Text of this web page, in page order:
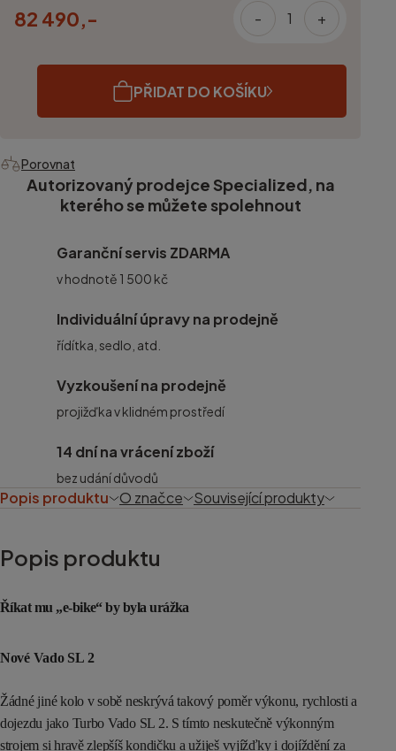
82 490,- - +
PŘIDAT DO KOŠÍKU
Porovnat
Autorizovaný prodejce Specialized, na
kterého se můžete spolehnout
Garanční servis ZDARMA
v hodnotě 1 500 kč
Individuální úpravy na prodejně
řídítka, sedlo, atd.
Vyzkoušení na prodejně
projižďka v klidném prostředí
14 dní na vrácení zboží
bez udání důvodů
Popis produktu O značce Související produkty
Popis produktu
Říkat mu „e-bike“ by byla urážka
Nové Vado SL 2
Žádné jiné kolo v sobě neskrývá takový poměr výkonu, rychlosti a
dojezdu jako Turbo Vado SL 2. S tímto neskutečně výkonným
strojem si hravě zlepšíš kondičku a užiješ vyjížďky i dojíždění za